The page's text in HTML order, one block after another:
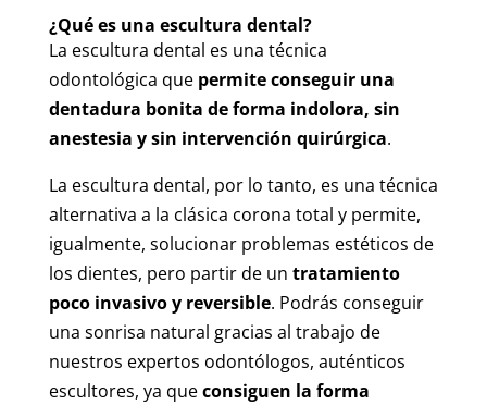
¿Qué es una escultura dental?
La escultura dental es una técnica
odontológica que permite conseguir una
dentadura bonita de forma indolora, sin
anestesia y sin intervención quirúrgica.
La escultura dental, por lo tanto, es una técnica
alternativa a la clásica corona total y permite,
igualmente, solucionar problemas estéticos de
los dientes, pero partir de un tratamiento
poco invasivo y reversible. Podrás conseguir
una sonrisa natural gracias al trabajo de
nuestros expertos odontólogos, auténticos
escultores, ya queconsiguen la forma